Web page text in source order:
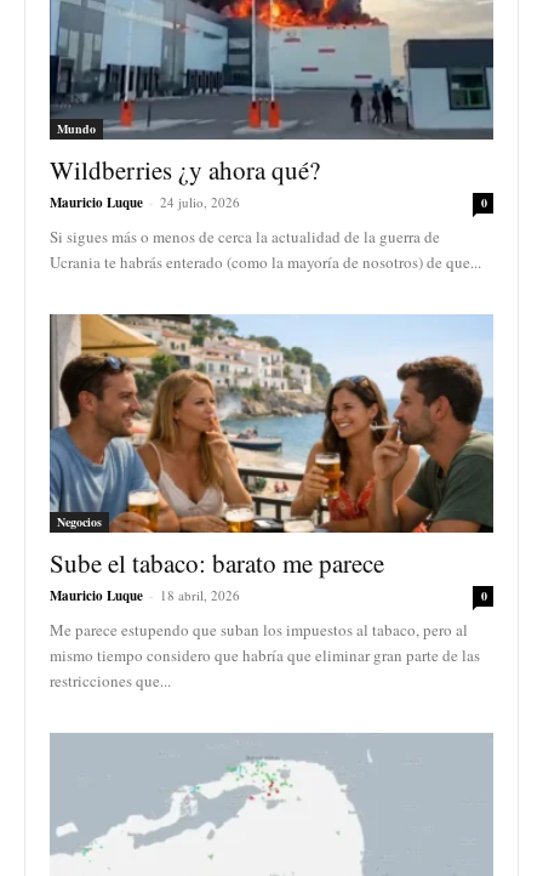
Mundo
Wildberries ¿y ahora qué?
Mauricio Luque - 24 julio, 2026 0
Si sigues más o menos de cerca la actualidad de la guerra de
Ucrania te habrás enterado (como la mayoría de nosotros) de que...
Negocios
Sube el tabaco: barato me parece
Mauricio Luque - 18 abril, 2026 0
Me parece estupendo que suban los impuestos al tabaco, pero al
mismo tiempo considero que habría que eliminar gran parte de las
restricciones que...